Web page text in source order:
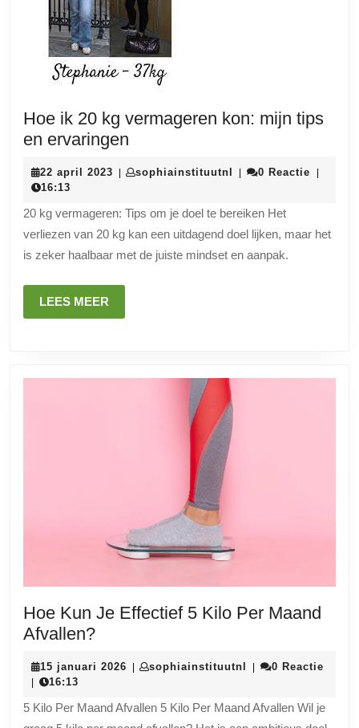
Hoe ik 20 kg vermageren kon: mijn tips
en ervaringen
20
vermageren
kon:
mijn
22 april 2023 22| sophiainstituutnl sophiainstituutnl
| 0 Reactie |
16:13
20 kg vermageren: Tips om je doel te bereiken Het
verliezen van 20 kg kan een uitdagend doel lijken, maar het
is zeker haalbaar met de juiste mindset en aanpak.
LEES MEER
MEER
Hoe Kun Je Effectief 5 Kilo Per Maand
Afvallen?Hoe
Je
5
15 januari 2026 15| sophiainstituutnl sophiainstituutnl
| 0 Reactie
| 16:13
5 Kilo Per Maand Afvallen 5 Kilo Per Maand Afvallen Wil je